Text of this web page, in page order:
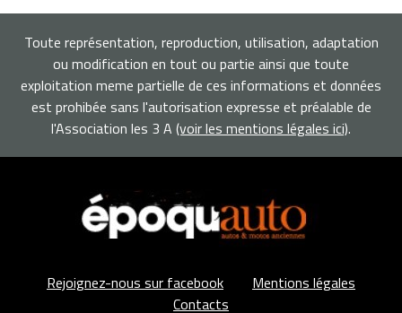
Toute représentation, reproduction, utilisation, adaptation
ou modification en tout ou partie ainsi que toute
exploitation meme partielle de ces informations et données
est prohibée sans l'autorisation expresse et préalable de
l'Association les 3 A (voir les mentions légales ici).
Rejoignez-nous sur facebook
Mentions légales
Contacts